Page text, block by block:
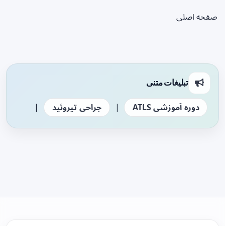
صفحه اصلی
تبلیغات متنی
دوره آموزشی ATLS | جراحی تیروئید |